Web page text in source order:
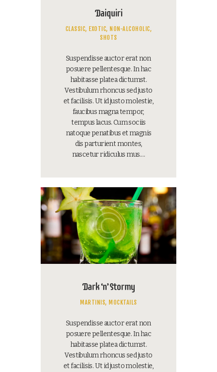
Daiquiri
CLASSIC, EXOTIC, NON-ALCOHOLIC,
SHOTS
Suspendisse auctor erat non
posuere pellentesque. In hac
habitasse platea dictumst.
Vestibulum rhoncus sed justo
et facilisis. Ut id justo molestie,
faucibus magna tempor,
tempus lacus. Cum sociis
natoque penatibus et magnis
dis parturient montes,
nascetur ridiculus mus.…
Dark ‘n’ Stormy
MARTINIS, MOCKTAILS
Suspendisse auctor erat non
posuere pellentesque. In hac
habitasse platea dictumst.
Vestibulum rhoncus sed justo
et facilisis. Ut id justo molestie,